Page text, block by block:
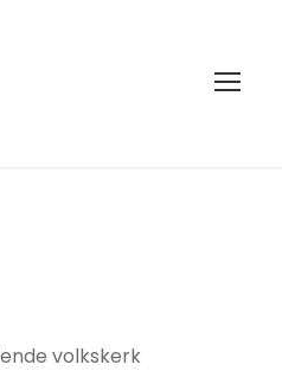
volkskerk